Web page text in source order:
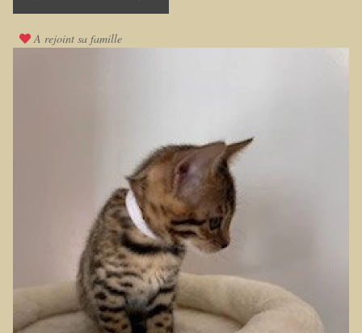
A rejoint sa famille